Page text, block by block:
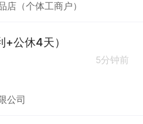
店（个体工商户）
公休4天）
5分钟前
公司